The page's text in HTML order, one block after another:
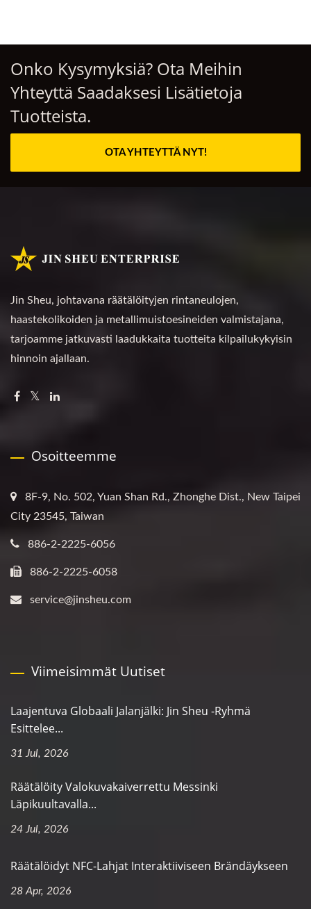
Onko Kysymyksiä? Ota Meihin
Yhteyttä Saadaksesi Lisätietoja
Tuotteista.
OTA YHTEYTTÄ NYT!
Jin Sheu, johtavana räätälöityjen rintaneulojen,
haastekolikoiden ja metallimuistoesineiden valmistajana,
tarjoamme jatkuvasti laadukkaita tuotteita kilpailukykyisin
hinnoin ajallaan.
Osoitteemme
8F-9, No. 502, Yuan Shan Rd., Zhonghe Dist., New Taipei
City 23545, Taiwan
886-2-2225-6056
886-2-2225-6058
service@jinsheu.com
Viimeisimmät Uutiset
Laajentuva Globaali Jalanjälki: Jin Sheu -ryhmä
Esittelee...
31 Jul, 2026
Räätälöity Valokuvakaiverrettu Messinki
Läpikuultavalla...
24 Jul, 2026
Räätälöidyt NFC-Lahjat Interaktiiviseen Brändäykseen
28 Apr, 2026